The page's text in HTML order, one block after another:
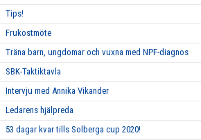
Tips!
Frukostmöte
Träna barn, ungdomar och vuxna med NPF-diagnos
SBK-Taktiktavla
Intervju med Annika Vikander
Ledarens hjälpreda
53 dagar kvar tills Solberga cup 2020!